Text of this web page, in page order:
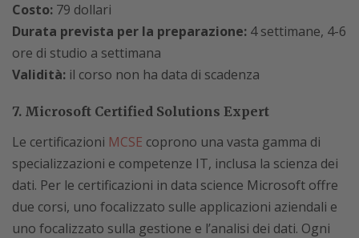
Costo: 79 dollari
Durata prevista per la preparazione: 4 settimane, 4-6
ore di studio a settimana
Validità: il corso non ha data di scadenza
7. Microsoft Certified Solutions Expert
Le certificazioni MCSE coprono una vasta gamma di
specializzazioni e competenze IT, inclusa la scienza dei
dati. Per le certificazioni in data science Microsoft offre
due corsi, uno focalizzato sulle applicazioni aziendali e
uno focalizzato sulla gestione e l’analisi dei dati. Ogni